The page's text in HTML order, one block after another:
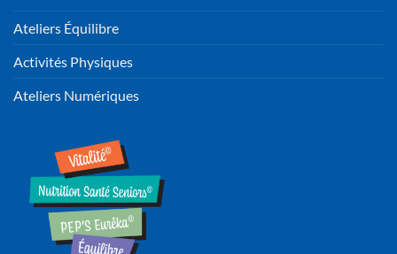
Ateliers Équilibre
Activités Physiques
Ateliers Numériques